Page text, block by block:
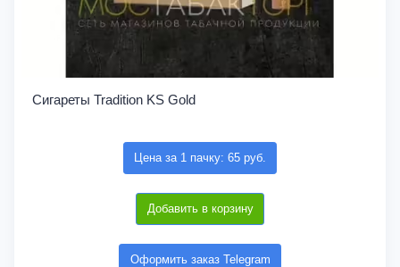
Сигареты Tradition KS Gold
Цена за 1 пачку: 65 руб.
Добавить в корзину
Оформить заказ Telegram